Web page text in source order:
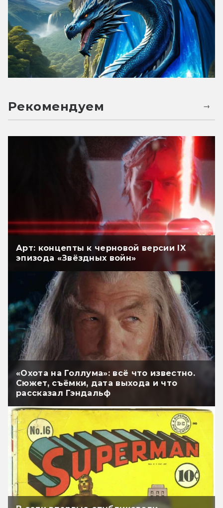
Рекомендуем
Арт: концепты к черновой версии IX
эпизода «Звёздных войн»
«Охота на Голлума»: всё что известно.
Сюжет, съёмки, дата выхода и что
рассказал Гэндальф